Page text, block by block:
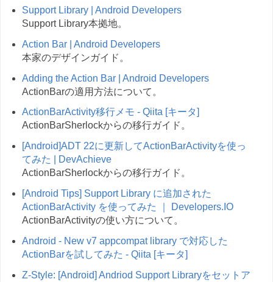
Support Library | Android Developers
Support Library本拠地。
Action Bar | Android Developers
本家のデザインガイド。
Adding the Action Bar | Android Developers
ActionBarの適用方法について。
ActionBarActivity移行メモ - Qiita [キータ]
ActionBarSherlockからの移行ガイド。
[Android]ADT 22に更新してActionBarActivityを使っ
てみた | DevAchieve
ActionBarSherlockからの移行ガイド。
[Android Tips] Support Library に追加された
ActionBarActivity を使ってみた ｜ Developers.IO
ActionBarActivityの使い方について。
Android - New v7 appcompat library で対応した
ActionBarを試してみた - Qiita [キータ]
Z-Style: [Android] Andriod Support Libraryをセットア